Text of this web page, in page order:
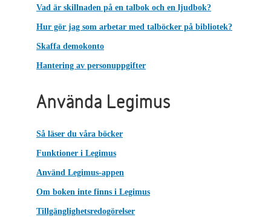
Vad är skillnaden på en talbok och en ljudbok?
Hur gör jag som arbetar med talböcker på bibliotek?
Skaffa demokonto
Hantering av personuppgifter
Använda Legimus
Så läser du våra böcker
Funktioner i Legimus
Använd Legimus-appen
Om boken inte finns i Legimus
Tillgänglighetsredogörelser